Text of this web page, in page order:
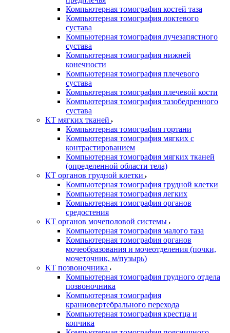
Компьютерная томография костей таза
Компьютерная томография локтевого
сустава
Компьютерная томография лучезапястного
сустава
Компьютерная томография нижней
конечности
Компьютерная томография плечевого
сустава
Компьютерная томография плечевой кости
Компьютерная томография тазобедренного
сустава
КТ мягких тканей
Компьютерная томография гортани
Компьютерная томография мягких с
контрастированием
Компьютерная томография мягких тканей
(определенной области тела)
КТ органов грудной клетки
Компьютерная томография грудной клетки
Компьютерная томография легких
Компьютерная томография органов
средостения
КТ органов мочеполовой системы
Компьютерная томография малого таза
Компьютерная томография органов
мочеобразования и мочеотделения (почки,
мочеточник, м/пузырь)
КТ позвоночника
Компьютерная томография грудного отдела
позвоночника
Компьютерная томография
краниовертебрального перехода
Компьютерная томография крестца и
копчика